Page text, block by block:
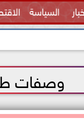
السياسة
الفنون
وصفات